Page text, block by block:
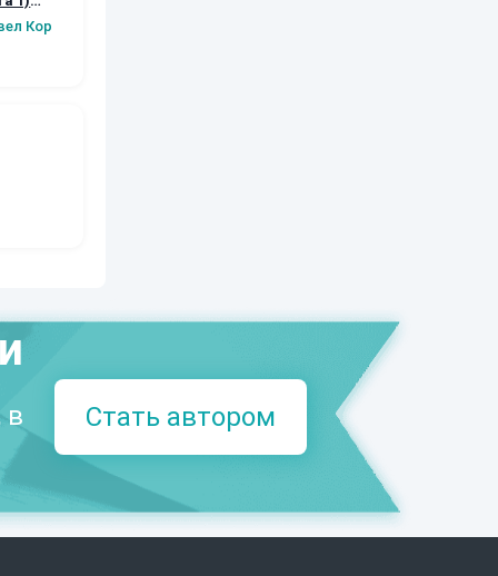
Коршунов
в
Стать автором